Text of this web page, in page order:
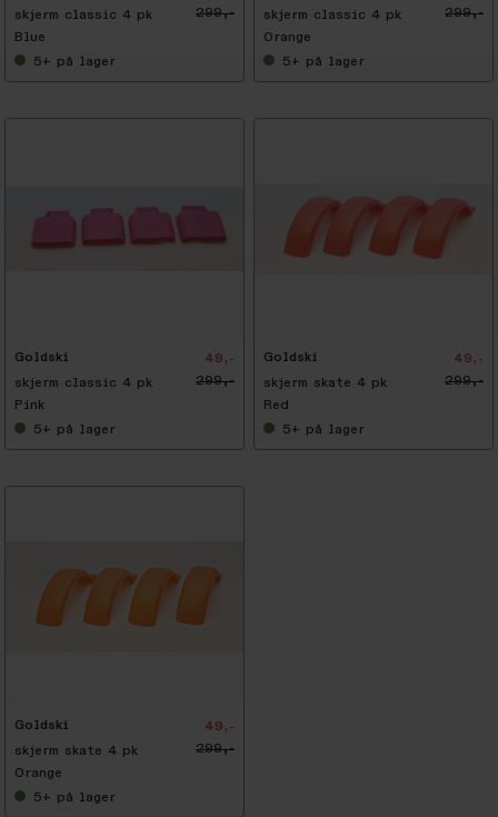
skjerm classic 4 pk
299,-
Blue
5+ på lager
skjerm classic 4 pk
299,-
Orange
5+ på lager
Goldski
skjerm classic 4 pk
49,-
299,-
Pink
5+ på lager
Goldski
skjerm skate 4 pk
49,-
299,-
Red
5+ på lager
Goldski
skjerm skate 4 pk
49,-
299,-
Orange
5+ på lager